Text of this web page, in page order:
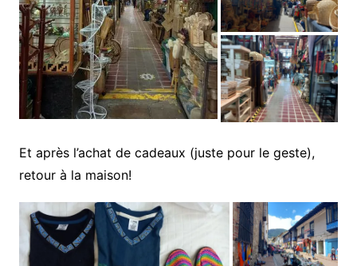
Et après l’achat de cadeaux (juste pour le geste),
retour à la maison!